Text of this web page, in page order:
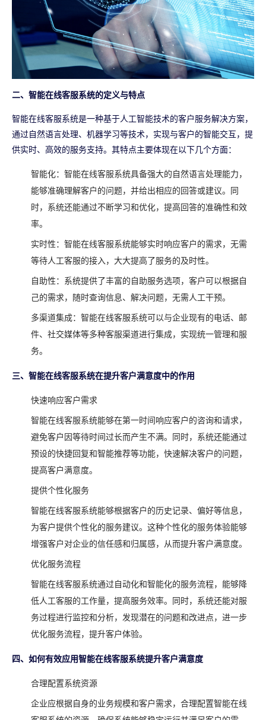
二、智能在线客服系统的定义与特点
智能在线客服系统是一种基于人工智能技术的客户服务解决方案，
通过自然语言处理、机器学习等技术，实现与客户的智能交互，提
供实时、高效的服务支持。其特点主要体现在以下几个方面：
智能化：智能在线客服系统具备强大的自然语言处理能力，
能够准确理解客户的问题，并给出相应的回答或建议。同
时，系统还能通过不断学习和优化，提高回答的准确性和效
率。
实时性：智能在线客服系统能够实时响应客户的需求，无需
等待人工客服的接入，大大提高了服务的及时性。
自助性：系统提供了丰富的自助服务选项，客户可以根据自
己的需求，随时查询信息、解决问题，无需人工干预。
多渠道集成：智能在线客服系统可以与企业现有的电话、邮
件、社交媒体等多种客服渠道进行集成，实现统一管理和服
务。
三、智能在线客服系统在提升客户满意度中的作用
快速响应客户需求
智能在线客服系统能够在第一时间响应客户的咨询和请求，
避免客户因等待时间过长而产生不满。同时，系统还能通过
预设的快捷回复和智能推荐等功能，快速解决客户的问题，
提高客户满意度。
提供个性化服务
智能在线客服系统能够根据客户的历史记录、偏好等信息，
为客户提供个性化的服务建议。这种个性化的服务体验能够
增强客户对企业的信任感和归属感，从而提升客户满意度。
优化服务流程
智能在线客服系统通过自动化和智能化的服务流程，能够降
低人工客服的工作量，提高服务效率。同时，系统还能对服
务过程进行监控和分析，发现潜在的问题和改进点，进一步
优化服务流程，提升客户体验。
四、如何有效应用智能在线客服系统提升客户满意度
合理配置系统资源
企业应根据自身的业务规模和客户需求，合理配置智能在线